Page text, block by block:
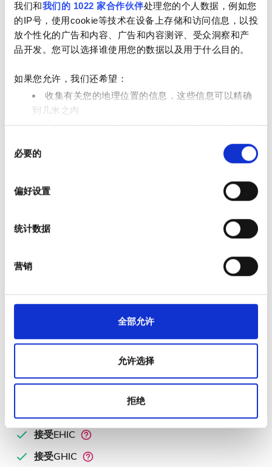
我们和我们的 1022 家合作伙伴处理您的个人数据，例如您
的IP号，使用cookie等技术在设备上存储和访问信息，以投
放个性化的广告和内容、广告和内容测评、受众洞察和产
品开发。您可以选择谁使用您的数据以及用于什么目的。
如果您允许，我们还希望：
收集有关您的地理位置的信息，这些信息可以精确
到几米之内
通过主动扫描特定特征（指纹）来识别您的设备
查找有关您的个人数据如何处理的更多信息，
并设置您的首选项。您可随时从Cookie声明中更改或撤回
我们使用 Cookie 来制作贴合用户需求的内容与广告、提供
体、广告和分析合作伙伴分享您对我们网站的使用情况，
必要的
偏好设置
统计数据
营销
全部允许
允许选择
拒绝
Head Nurse
Noelia López Vicente
Clinic Manager
José Miguel Medina Velasco
接受EHIC
接受GHIC